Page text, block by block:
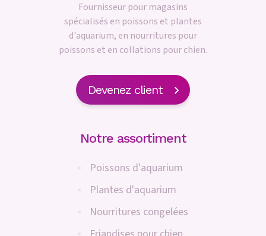
Fournisseur pour magasins
spécialisés en poissons et plantes
d'aquarium, en nourritures pour
poissons et en collations pour chien.
Devenez client
Notre assortiment
Poissons d'aquarium
Plantes d'aquarium
Nourritures congelées